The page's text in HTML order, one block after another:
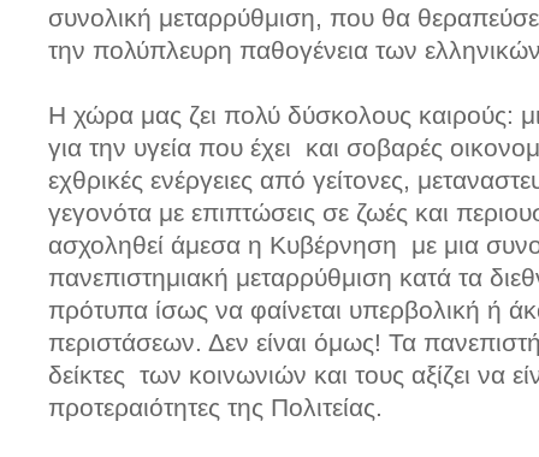
συνολική μεταρρύθμιση, που θα
την πολύπλευρη παθογένεια των
Η χώρα μας ζει πολύ δύσκολους καιρούς:
για την υγεία που έχει και σοβαρές
εχθρικές ενέργειες από γείτονες,
γεγονότα με επιπτώσεις σε ζωές και
ασχοληθεί άμεσα η Κυβέρνηση με μια
πανεπιστημιακή μεταρρύθμιση κατά τα
πρότυπα ίσως να φαίνεται υπερβολική ή
περιστάσεων. Δεν είναι όμως! Τα
δείκτες των κοινωνιών και τους αξίζει να
προτεραιότητες της Πολιτείας.